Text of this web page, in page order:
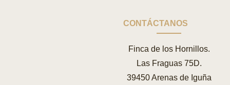
CONTÁCTANOS
Finca de los Hornillos.
Las Fraguas 75D.
39450 Arenas de Iguña